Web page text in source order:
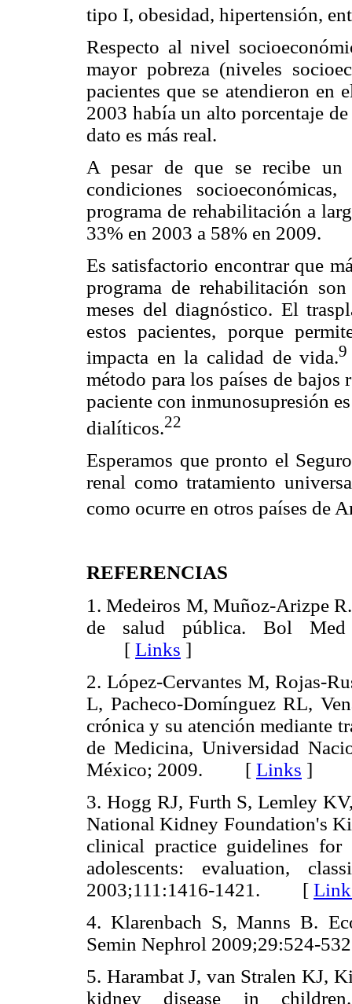
tipo I, obesidad, hipertensión,
Respecto al nivel
mayor pobreza (niveles
pacientes que se atendieron en
2003 había un alto porcentaje
dato es más real.
A pesar de que se recibe un
condiciones
programa de rehabilitación a
33% en 2003 a 58% en 2009.
Es satisfactorio encontrar que
programa de rehabilitación
meses del diagnóstico. El
estos pacientes, porque
impacta en la calidad de vida.9
método para los países de bajos
paciente con inmunosupresión
dialíticos.22
Esperamos que pronto el
renal como tratamiento
como ocurre en otros países de
REFERENCIAS
1. Medeiros M, Muñoz-Arizpe
de salud pública. Bol Med
[ Links ]
2. López-Cervantes M, Rojas-
L, Pacheco-Domínguez RL,
crónica y su atención mediante
de Medicina, Universidad
México; 2009. [ Links ]
3. Hogg RJ, Furth S, Lemley
National Kidney Foundation's
clinical practice guidelines
adolescents: evaluation,
2003;111:1416-1421. [
4. Klarenbach S, Manns B.
Semin Nephrol
5. Harambat J, van Stralen KJ,
kidney disease in